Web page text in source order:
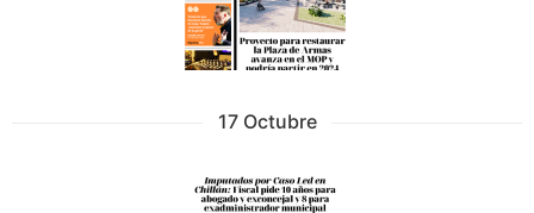
17 Octubre